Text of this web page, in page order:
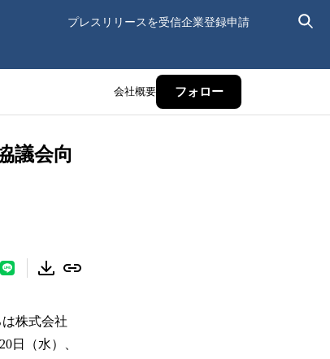
プレスリリースを受信企業登録申請
会社概要 フォロー
議会向
株式会社
日（水）、